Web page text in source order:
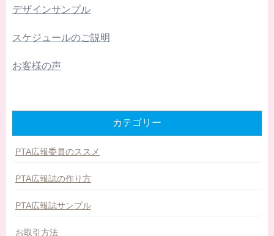
デザインサンプル
スケジュールのご説明
お客様の声
カテゴリー
PTA広報委員のススメ
PTA広報誌の作り方
PTA広報誌サンプル
お取引方法